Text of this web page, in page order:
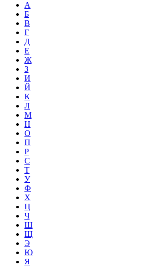
А
Б
В
Г
Д
Е
Ж
З
И
Й
К
Л
М
Н
О
П
Р
С
Т
У
Ф
Х
Ц
Ч
Ш
Щ
Э
Ю
Я